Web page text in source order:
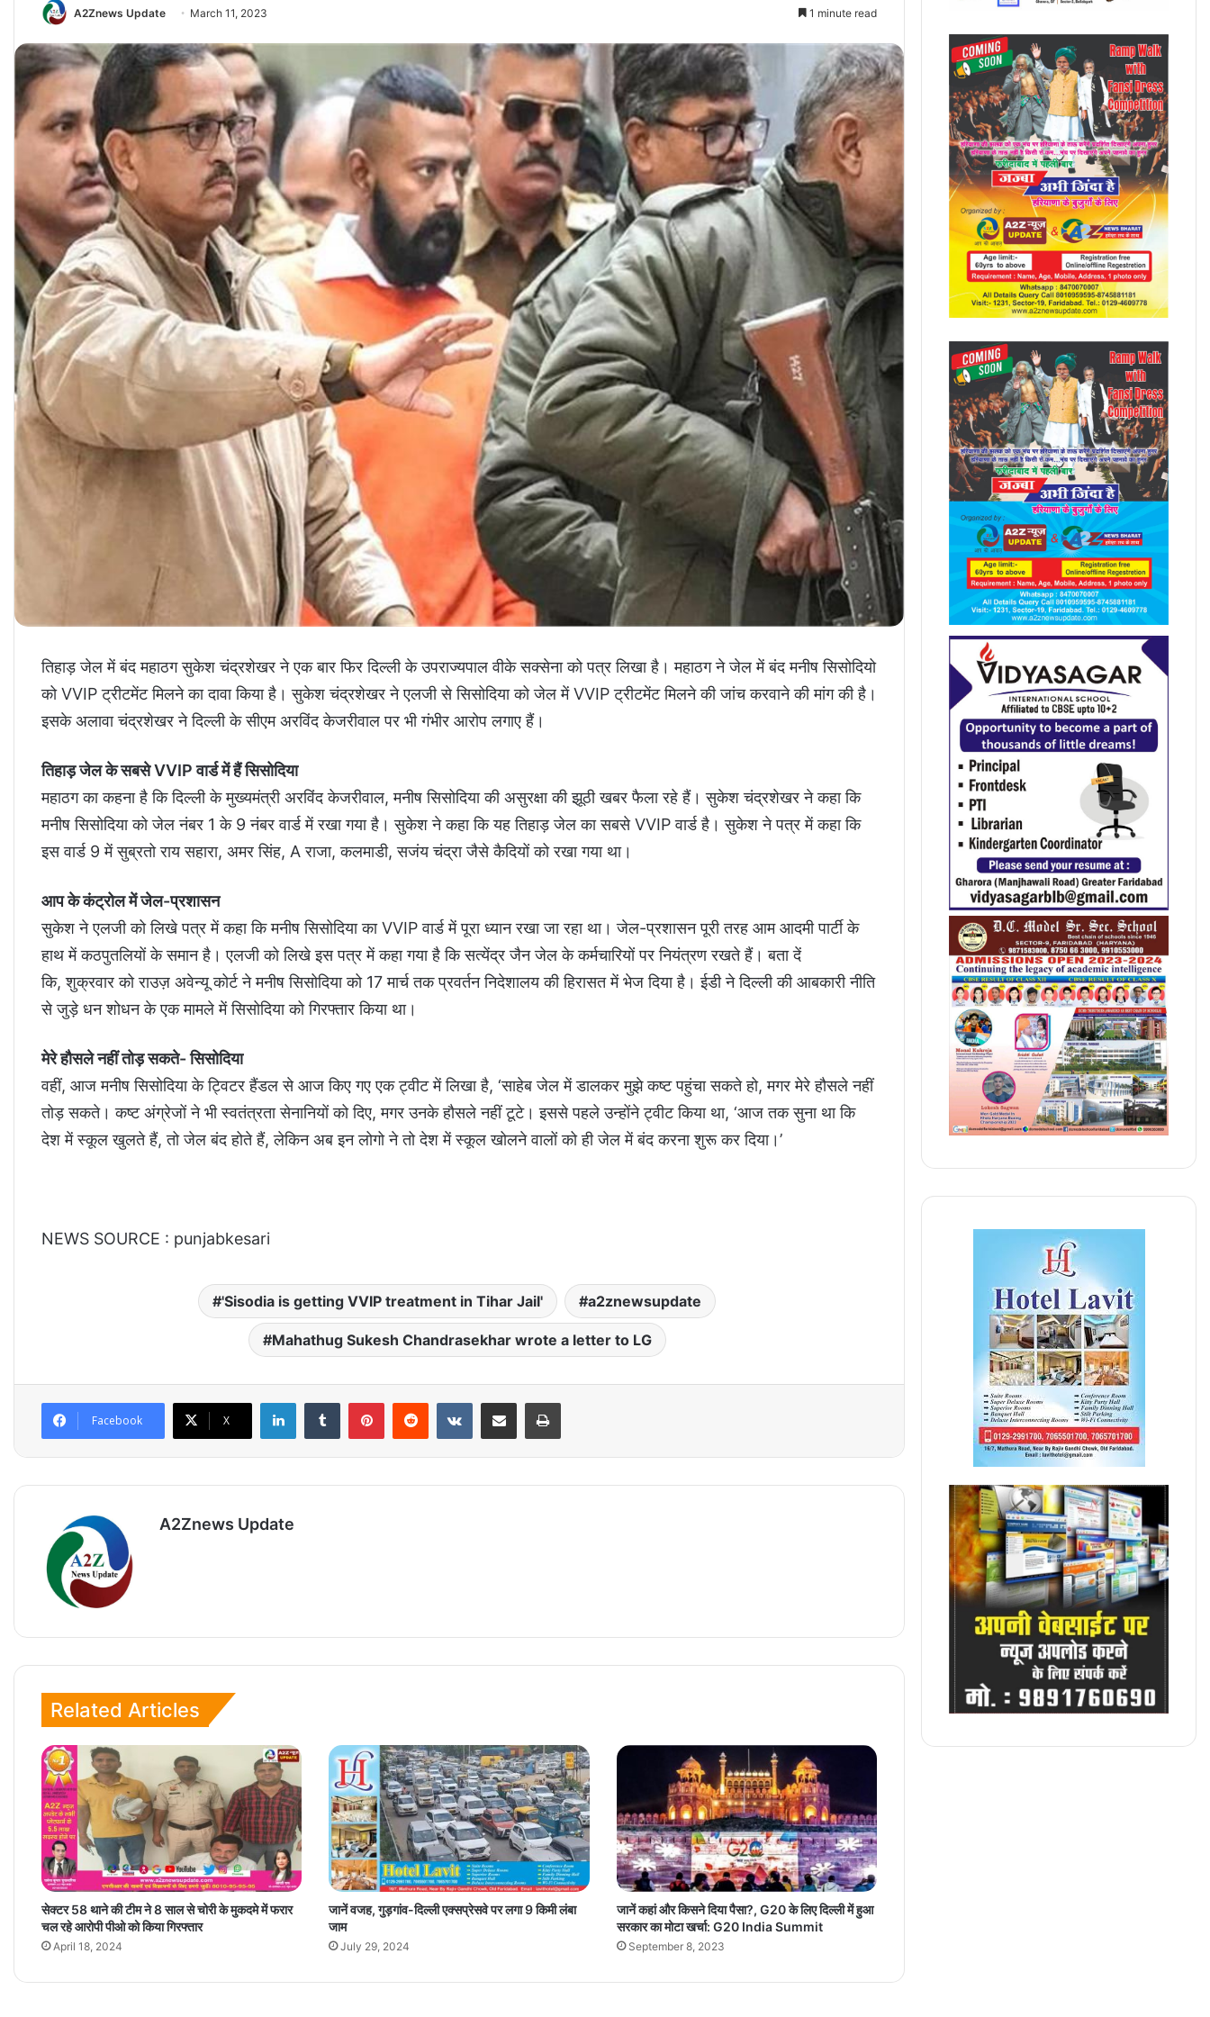
A2Znews Update March 11, 2023 1 minute read
तिहाड़ जेल में बंद महाठग सुकेश चंद्रशेखर ने एक बार फिर दिल्ली के उपराज्यपाल वीके सक्सेना को पत्र लिखा है। महाठग ने जेल में बंद मनीष सिसोदियो
को VVIP ट्रीटमेंट मिलने का दावा किया है। सुकेश चंद्रशेखर ने एलजी से सिसोदिया को जेल में VVIP ट्रीटमेंट मिलने की जांच करवाने की मांग की है।
इसके अलावा चंद्रशेखर ने द‍िल्‍ली के सीएम अरव‍िंद केजरीवाल पर भी गंभीर आरोप लगाए हैं।
तिहाड़ जेल के सबसे VVIP वार्ड में हैं सिसोदिया
महाठग का कहना है कि दिल्ली के मुख्यमंत्री अरविंद केजरीवाल, मनीष सिसोदिया की असुरक्षा की झूठी खबर फैला रहे हैं। सुकेश चंद्रशेखर ने कहा कि
मनीष सिसोदिया को जेल नंबर 1 के 9 नंबर वार्ड में रखा गया है। सुकेश ने कहा कि यह तिहाड़ जेल का सबसे VVIP वार्ड है। सुकेश ने पत्र में कहा कि
इस वार्ड 9 में सुब्रतो राय सहारा, अमर सिंह, A राजा, कलमाडी, सजंय चंद्रा जैसे कैदियों को रखा गया था।
आप के कंट्रोल में जेल-प्रशासन
सुकेश ने एलजी को लिखे पत्र में कहा कि मनीष सिसोदिया का VVIP वार्ड में पूरा ध्यान रखा जा रहा था। जेल-प्रशासन पूरी तरह आम आदमी पार्टी के
हाथ में कठपुतलियों के समान है। एलजी को लिखे इस पत्र में कहा गया है कि सत्येंद्र जैन जेल के कर्मचारियों पर नियंत्रण रखते हैं। बता दें
कि, शुक्रवार को राउज़ अवेन्यू कोर्ट ने मनीष सिसोदिया को 17 मार्च तक प्रवर्तन निदेशालय की हिरासत में भेज दिया है। ईडी ने दिल्ली की आबकारी नीति
से जुड़े धन शोधन के एक मामले में सिसोदिया को गिरफ्तार किया था।
मेरे हौसले नहीं तोड़ सकते- सिसोदिया
वहीं, आज मनीष सिसोदिया के ट्विटर हैंडल से आज किए गए एक ट्वीट में लिखा है, ‘साहेब जेल में डालकर मुझे कष्ट पहुंचा सकते हो, मगर मेरे हौसले नहीं
तोड़ सकते। कष्ट अंग्रेजों ने भी स्वतंत्रता सेनानियों को दिए, मगर उनके हौसले नहीं टूटे। इससे पहले उन्होंने ट्वीट किया था, ‘आज तक सुना था कि
देश में स्कूल खुलते हैं, तो जेल बंद होते हैं, लेकिन अब इन लोगो ने तो देश में स्कूल खोलने वालों को ही जेल में बंद करना शुरू कर दिया।’
NEWS SOURCE : punjabkesari
'Sisodia is getting VVIP treatment in Tihar Jail' a2znewsupdate
Mahathug Sukesh Chandrasekhar wrote a letter to LG
Facebook X
A2Znews Update
Related Articles
सेक्टर 58 थाने की टीम ने 8 साल से चोरी के मुकदमे में फरार
चल रहे आरोपी पीओ को किया गिरफ्तार
April 18, 2024
जानें वजह, गुड़गांव-दिल्ली एक्सप्रेसवे पर लगा 9 किमी लंबा
जाम
July 29, 2024
जानें कहां और किसने दिया पैसा?, G20 के लिए दिल्ली में हुआ
सरकार का मोटा खर्चा: G20 India Summit
September 8, 2023